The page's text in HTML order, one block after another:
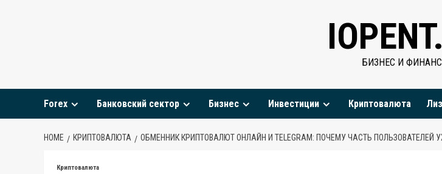
БИЗНЕС И
Forex Банковский сектор Бизнес Инвестиции Криптовалюта
HOME КРИПТОВАЛЮТА ОБМЕННИК КРИПТОВАЛЮТ ОНЛАЙН И TELEGRAM: ПОЧЕМУ ЧАСТЬ ПОЛЬЗОВАТЕЛЕЙ
Криптовалюта